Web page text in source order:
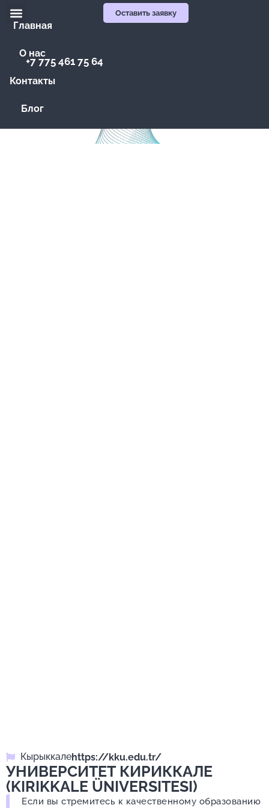
Главная
О нас
Контакты
Блог
+7 775 461 75 64
Оставить заявку
Кырыккалеhttps://kku.edu.tr/
УНИВЕРСИТЕТ КИРИККАЛЕ
(KIRIKKALE ÜNIVERSITESI)
Если вы стремитесь к качественному образованию